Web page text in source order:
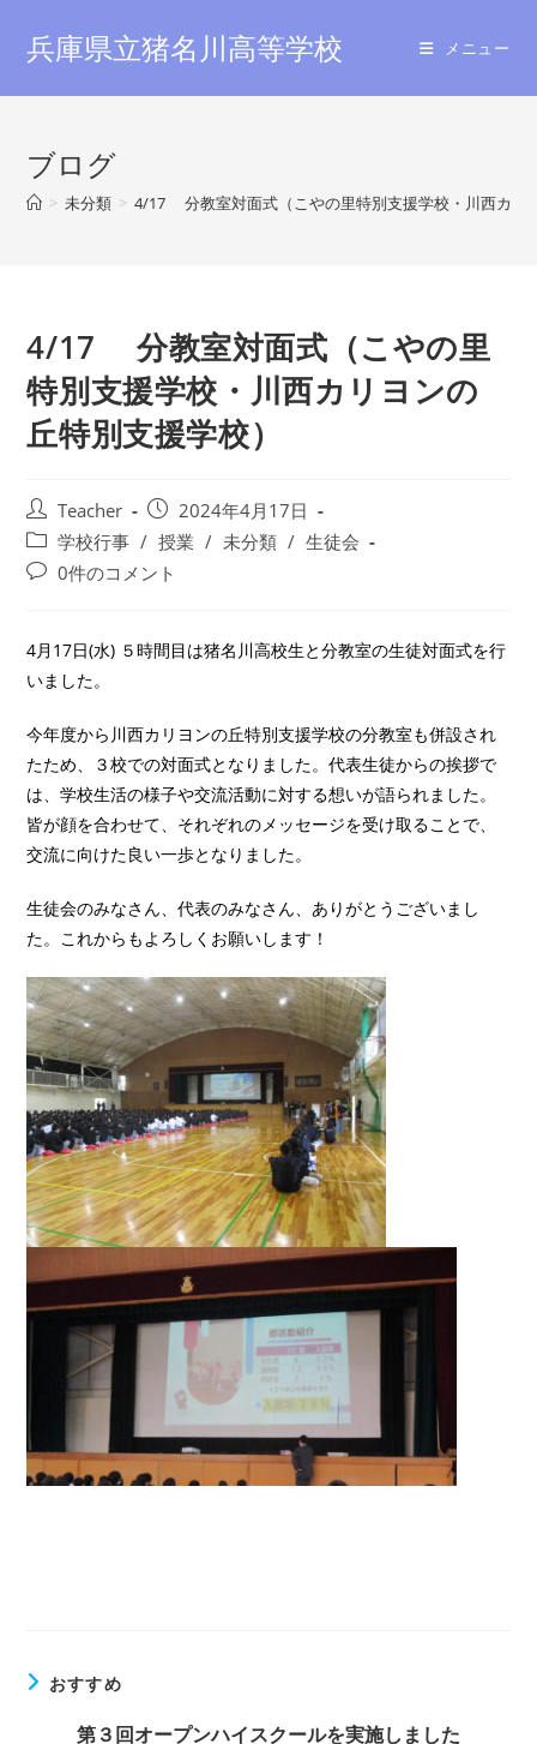
ン
兵庫県立猪名川高等学校 メニュー
ブログ
> 未分類 > 4/17 分教室対面式（こやの里特別支援学校・川西カリ
4/17 分教室対面式（こやの里
特別支援学校・川西カリヨンの
丘特別支援学校）
投
稿
者:
Teacher
投
稿
開
2024年4月17日
投
稿
ゴ
リ
ー:
学校行事 / 授業 / 未分類 / 生徒会
投
メ
ン
0件のコメント
4月17日(水) ５時間目は猪名川高校生と分教室の生徒対面式を行
いました。
今年度から川西カリヨンの丘特別支援学校の分教室も併設され
たため、３校での対面式となりました。代表生徒からの挨拶で
は、学校生活の様子や交流活動に対する想いが語られました。
皆が顔を合わせて、それぞれのメッセージを受け取ることで、
交流に向けた良い一歩となりました。
生徒会のみなさん、代表のみなさん、ありがとうございまし
た。これからもよろしくお願いします！
おすすめ
第３回オープンハイスクールを実施しました